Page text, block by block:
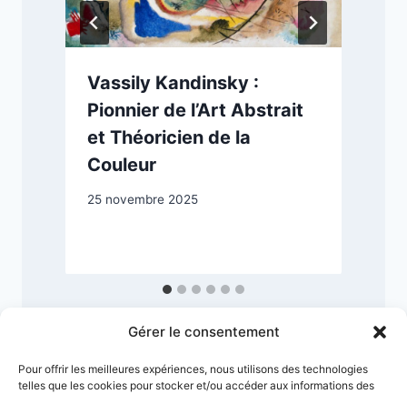
Gérer le consentement
Pour offrir les meilleures expériences, nous utilisons des technologies
telles que les cookies pour stocker et/ou accéder aux informations des
Vassily Kandinsky :
Pionnier de l’Art Abstrait
et Théoricien de la
Couleur
25 novembre 2025